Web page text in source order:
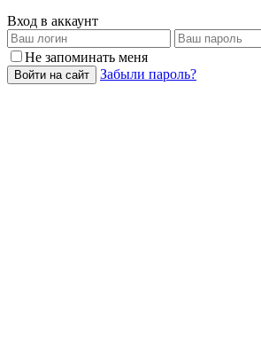
Вход в аккаунт
Не запоминать меня
Войти на сайт Забыли пароль?